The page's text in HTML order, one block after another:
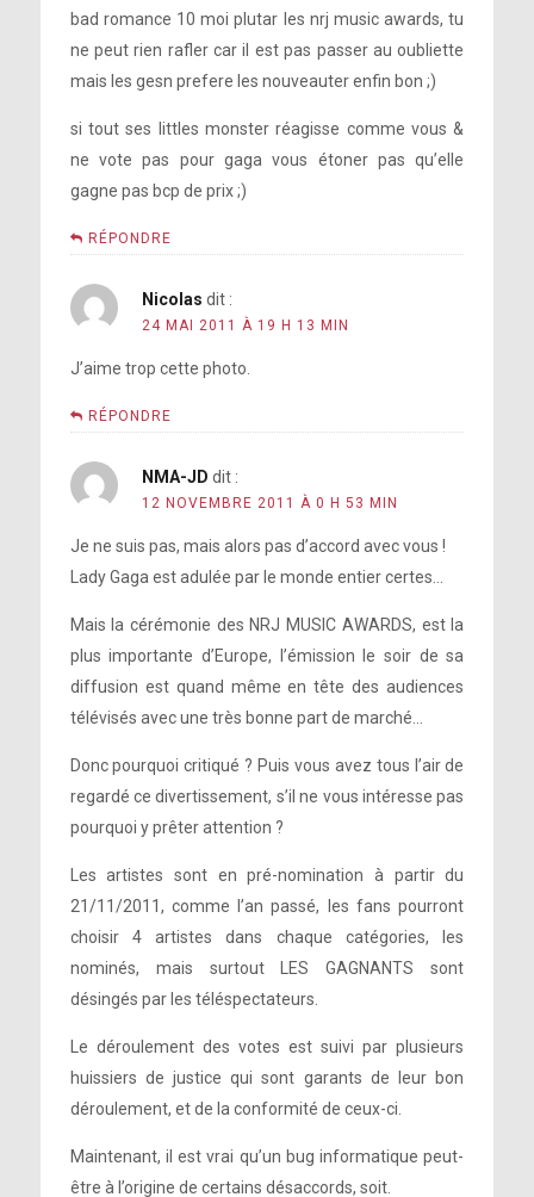
bad romance 10 moi plutar les nrj music awards, tu
ne peut rien rafler car il est pas passer au oubliette
mais les gesn prefere les nouveauter enfin bon ;)
si tout ses littles monster réagisse comme vous &
ne vote pas pour gaga vous étoner pas qu’elle
gagne pas bcp de prix ;)
RÉPONDRE
Nicolas dit :
24 MAI 2011 À 19 H 13 MIN
J’aime trop cette photo.
RÉPONDRE
NMA-JD dit :
12 NOVEMBRE 2011 À 0 H 53 MIN
Je ne suis pas, mais alors pas d’accord avec vous !
Lady Gaga est adulée par le monde entier certes…
Mais la cérémonie des NRJ MUSIC AWARDS, est la
plus importante d’Europe, l’émission le soir de sa
diffusion est quand même en tête des audiences
télévisés avec une très bonne part de marché…
Donc pourquoi critiqué ? Puis vous avez tous l’air de
regardé ce divertissement, s’il ne vous intéresse pas
pourquoi y prêter attention ?
Les artistes sont en pré-nomination à partir du
21/11/2011, comme l’an passé, les fans pourront
choisir 4 artistes dans chaque catégories, les
nominés, mais surtout LES GAGNANTS sont
désingés par les téléspectateurs.
Le déroulement des votes est suivi par plusieurs
huissiers de justice qui sont garants de leur bon
déroulement, et de la conformité de ceux-ci.
Maintenant, il est vrai qu’un bug informatique peut-
être à l’origine de certains désaccords, soit.